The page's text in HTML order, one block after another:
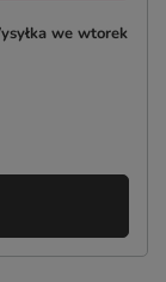
we wtorek